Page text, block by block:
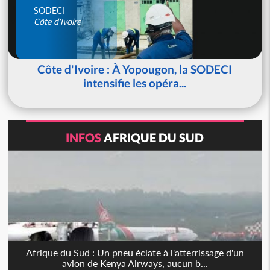
SODECI
Côte d'Ivoire
Côte d'Ivoire : À Yopougon, la SODECI
intensifie les opéra...
INFOSAFRIQUE DU SUD
Afrique du Sud : Un pneu éclate à l'atterrissage d'un
avion de Kenya Airways, aucun b...